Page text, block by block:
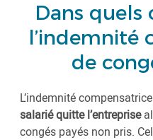
Dans quels
l’indemnité
de
L’indemnité
salarié quitte l’entreprise
congés payés non pris.